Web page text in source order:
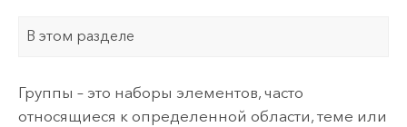
В этом разделе
Группы – это наборы элементов, часто
относящиеся к определенной области, теме или